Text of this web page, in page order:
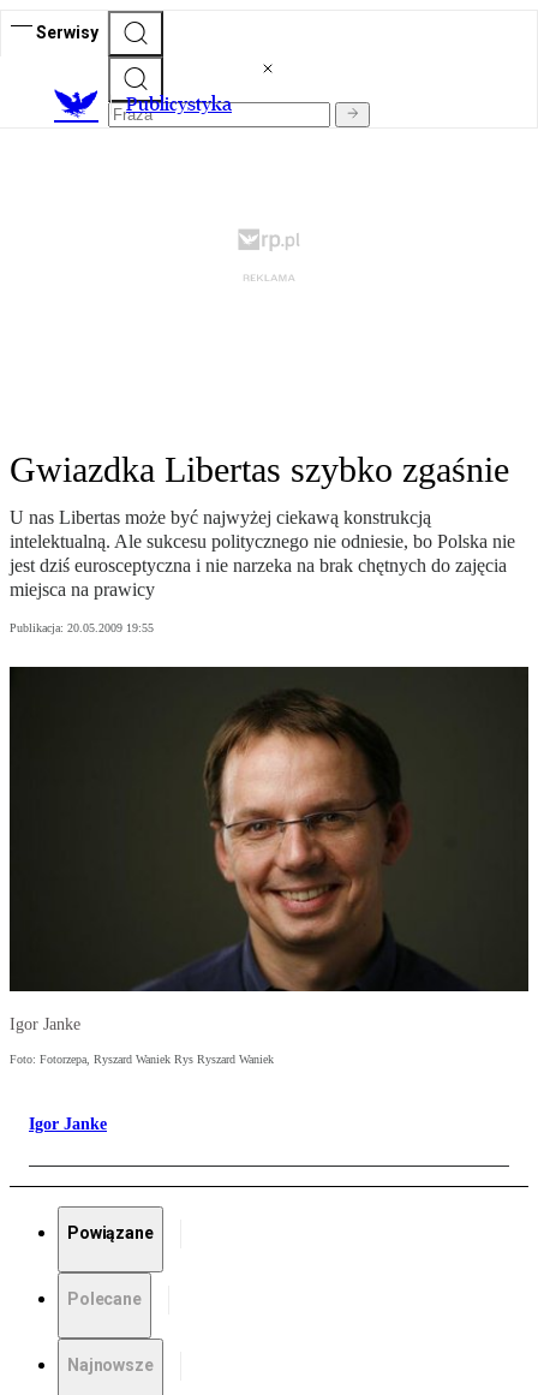
Serwisy
Publicystyka
Gwiazdka Libertas szybko zgaśnie
U nas Libertas może być najwyżej ciekawą konstrukcją
intelektualną. Ale sukcesu politycznego nie odniesie, bo Polska nie
jest dziś eurosceptyczna i nie narzeka na brak chętnych do zajęcia
miejsca na prawicy
Publikacja: 20.05.2009 19:55
Igor Janke
Foto: Fotorzepa, Ryszard Waniek Rys Ryszard Waniek
Igor Janke
Powiązane
Polecane
Najnowsze